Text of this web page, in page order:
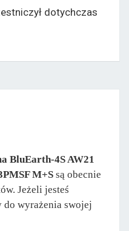
dotychczas
BluEarth-4S AW21
M+S są obecnie
Jeżeli jesteś
do wyrażenia swojej